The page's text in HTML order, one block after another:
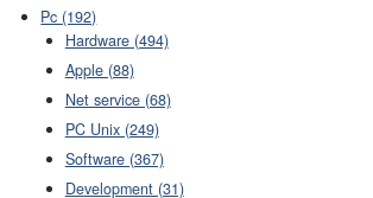
Pc (192)
Hardware (494)
Apple (88)
Net service (68)
PC Unix (249)
Software (367)
Development (31)